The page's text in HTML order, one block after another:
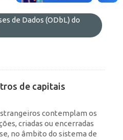
de Dados (ODbL) do
de capitais
contemplam os
criadas ou encerradas
no âmbito do sistema de